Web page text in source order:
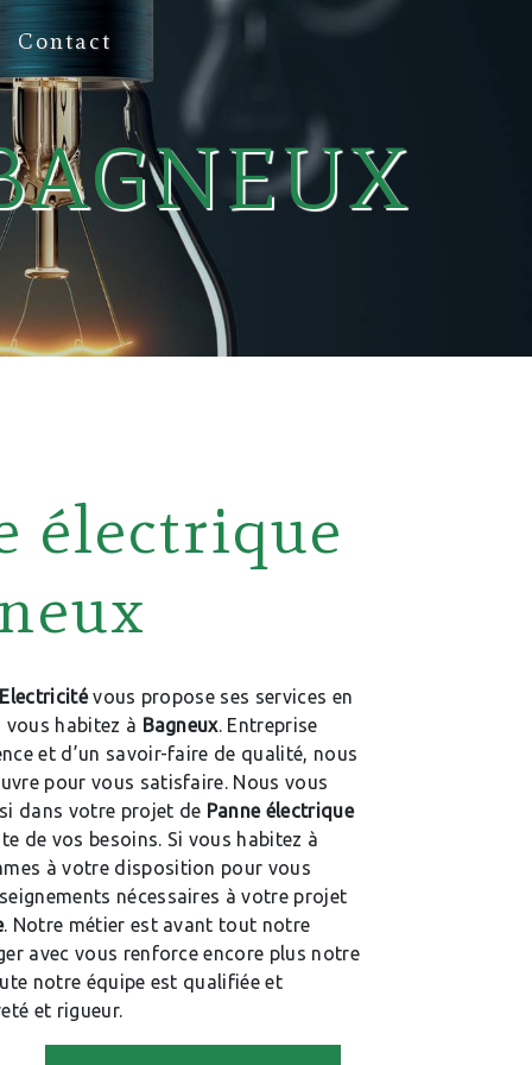
Contact
électrique
vous propose ses services en
vous habitez à Bagneux. Entreprise
et d’un savoir-faire de qualité, nous
pour vous satisfaire. Nous vous
dans votre projet de Panne électrique
de vos besoins. Si vous habitez à
à votre disposition pour vous
nécessaires à votre projet
. Notre métier est avant tout notre
avec vous renforce encore plus notre
notre équipe est qualifiée et
et rigueur.